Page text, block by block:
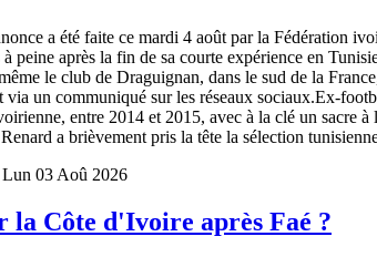
a été faite ce mardi 4 août par la Fédération
après la fin de sa courte expérience en
le club de Draguignan, dans le sud de la
un communiqué sur les réseaux sociaux.Ex-
entre 2014 et 2015, avec à la clé un sacre
a brièvement pris la tête la sélection
03 Aoû 2026
la Côte d'Ivoire après Faé ?